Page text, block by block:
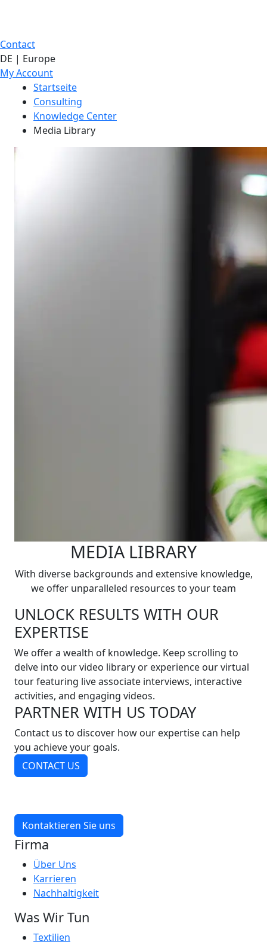
Contact
DE | Europe
My Account
Startseite
Consulting
Knowledge Center
Media Library
MEDIA LIBRARY
With diverse backgrounds and extensive knowledge,
we offer unparalleled resources to your team
UNLOCK RESULTS WITH OUR
EXPERTISE
We offer a wealth of knowledge. Keep scrolling to
delve into our video library or experience our virtual
tour featuring live associate interviews, interactive
activities, and engaging videos.
PARTNER WITH US TODAY
Contact us to discover how our expertise can help
you achieve your goals.
CONTACT US
Kontaktieren Sie uns
Firma
Über Uns
Karrieren
Nachhaltigkeit
Was Wir Tun
Textilien